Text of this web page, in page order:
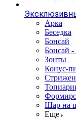
Арка
Беседка
Бонсай
Бонсай
Зонты
Конус-
Шар на
Еще